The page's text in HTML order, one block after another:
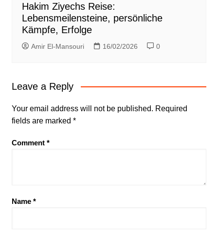
Hakim Ziyechs Reise:
Lebensmeilensteine, persönliche
Kämpfe, Erfolge
Amir El-Mansouri 16/02/2026 0
Leave a Reply
Your email address will not be published. Required
fields are marked *
Comment *
Name *